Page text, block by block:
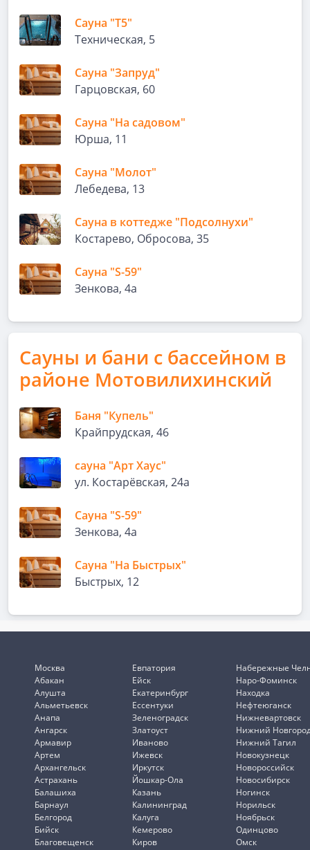
Сауна "Т5"
Техническая, 5
Сауна "Запруд"
Гарцовская, 60
Сауна "На садовом"
Юрша, 11
Сауна "Молот"
Лебедева, 13
Сауна в коттедже "Подсолнухи"
Костарево, Обросова, 35
Сауна "S-59"
Зенкова, 4а
Сауны и бани с бассейном в
районе Мотовилихинский
Баня "Купель"
Крайпрудская, 46
сауна "Арт Хаус"
ул. Костарёвская, 24а
Сауна "S-59"
Зенкова, 4а
Сауна "На Быстрых"
Быстрых, 12
Москва
Абакан
Алушта
Альметьевск
Анапа
Ангарск
Армавир
Артем
Архангельск
Астрахань
Балашиха
Барнаул
Белгород
Бийск
Благовещенск
Евпатория
Ейск
Екатеринбург
Ессентуки
Зеленоградск
Златоуст
Иваново
Ижевск
Иркутск
Йошкар-Ола
Казань
Калининград
Калуга
Кемерово
Киров
Набережные
Наро-Фоминск
Находка
Нефтеюганск
Нижневартовск
Нижний
Нижний Тагил
Новокузнецк
Новороссийск
Новосибирск
Ногинск
Норильск
Ноябрьск
Одинцово
Омск